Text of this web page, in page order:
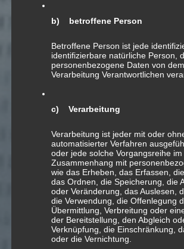
Song in A∆
Song in A∆ für Schwyzerörgeli
2011; «mediaphonic cycle»
b) betroffene Person
Betroffene Person ist jede
identifizierbare natürliche Person,
personenbezogene Daten von
Verarbeitung Verantwortlichen
c) Verarbeitung
Verarbeitung ist jeder mit oder
automatisierter Verfahren
oder jede solche Vorgangsreihe im
Zusammenhang mit
wie das Erheben, das Erfassen,
das Ordnen, die Speicherung, die
oder Veränderung, das Auslesen,
die Verwendung, die Offenlegung
Übermittlung, Verbreitung oder
der Bereitstellung, den Abgleich
Verknüpfung, die Einschränkung,
oder die Vernichtung.